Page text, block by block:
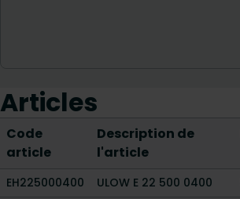
Articles
Code
article
Description de
l'article
EH225000400 ULOW E 22 500 0400